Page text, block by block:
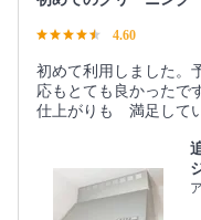
4.60
初めて利用しました。
応もとても良かったで
仕上がりも 満足して